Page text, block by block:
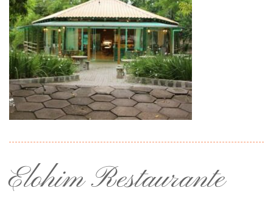
Elohim Restaurante